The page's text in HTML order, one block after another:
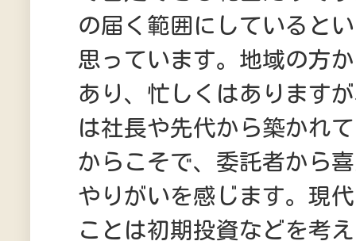
の届く範囲にしていると
思っています。地域の方
あり、忙しくはあります
は社長や先代から築かれ
からこそで、委託者から
やりがいを感じます。現
ことは初期投資などを考